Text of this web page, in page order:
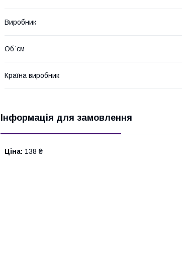
Виробник
Об`єм
Країна виробник
Інформація для замовлення
Ціна: 138 ₴